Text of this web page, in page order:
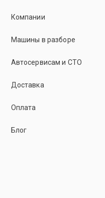
Компании
Машины в разборе
Автосервисам и СТО
Доставка
Оплата
Блог